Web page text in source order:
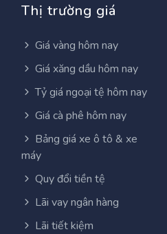
Thị trường giá
Giá vàng hôm nay
Giá xăng dầu hôm nay
Tỷ giá ngoại tệ hôm nay
Giá cà phê hôm nay
Bảng giá xe ô tô & xe
máy
Quy đổi tiền tệ
Lãi vay ngân hàng
Lãi tiết kiệm